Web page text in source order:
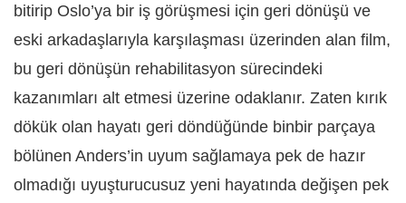
bitirip Oslo’ya bir iş görüşmesi için geri dönüşü ve
eski arkadaşlarıyla karşılaşması üzerinden alan film,
bu geri dönüşün rehabilitasyon sürecindeki
kazanımları alt etmesi üzerine odaklanır. Zaten kırık
dökük olan hayatı geri döndüğünde binbir parçaya
bölünen Anders’in uyum sağlamaya pek de hazır
olmadığı uyuşturucusuz yeni hayatında değişen pek